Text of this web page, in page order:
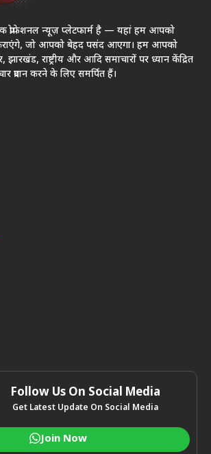
प्रोफेशनल न्यूज़ प्लेटफार्म है — यहां हम आपको
जो आपको बेहद पसंद आएगा। हम आपको
झारखंड, राष्ट्रीय और आदि समाचारों पर ध्यान केंद्रित
प्रदान करने के लिए समर्पित हैं।
Follow Us On Social Media
Get Latest Update On Social Media
Join Now